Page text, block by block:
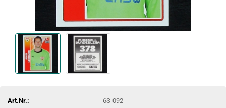
Art.Nr.:
6S-092